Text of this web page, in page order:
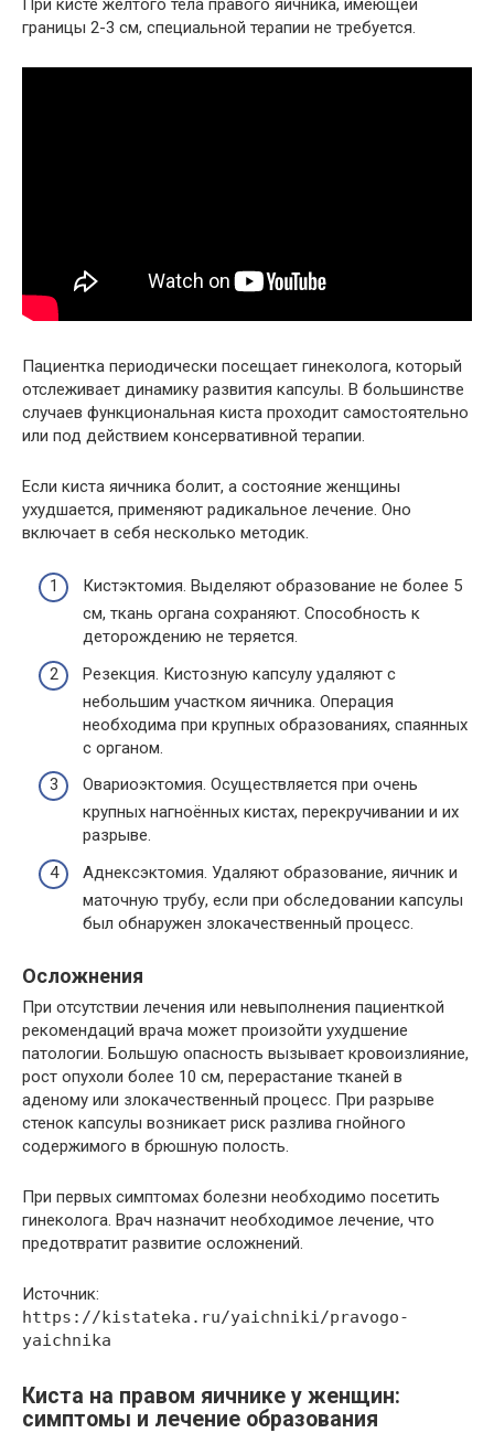
При кисте жёлтого тела правого яичника, имеющей
границы 2-3 см, специальной терапии не требуется.
Пациентка периодически посещает гинеколога, который
отслеживает динамику развития капсулы. В большинстве
случаев функциональная киста проходит самостоятельно
или под действием консервативной терапии.
Если киста яичника болит, а состояние женщины
ухудшается, применяют радикальное лечение. Оно
включает в себя несколько методик.
Кистэктомия. Выделяют образование не более 5
см, ткань органа сохраняют. Способность к
деторождению не теряется.
Резекция. Кистозную капсулу удаляют с
небольшим участком яичника. Операция
необходима при крупных образованиях, спаянных
с органом.
Овариоэктомия. Осуществляется при очень
крупных нагноённых кистах, перекручивании и их
разрыве.
Аднексэктомия. Удаляют образование, яичник и
маточную трубу, если при обследовании капсулы
был обнаружен злокачественный процесс.
Осложнения
При отсутствии лечения или невыполнения пациенткой
рекомендаций врача может произойти ухудшение
патологии. Большую опасность вызывает кровоизлияние,
рост опухоли более 10 см, перерастание тканей в
аденому или злокачественный процесс. При разрыве
стенок капсулы возникает риск разлива гнойного
содержимого в брюшную полость.
При первых симптомах болезни необходимо посетить
гинеколога. Врач назначит необходимое лечение, что
предотвратит развитие осложнений.
Источник:
https://kistateka.ru/yaichniki/pravogo-
yaichnika
Киста на правом яичнике у женщин:
симптомы и лечение образования